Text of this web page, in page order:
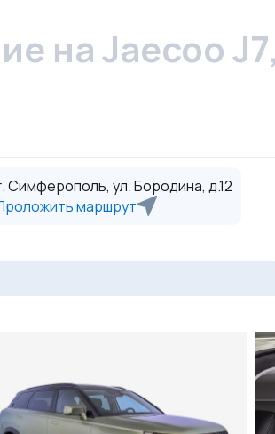
на Jaecoo
Симферополь, ул. Бородина, д.12
маршрут